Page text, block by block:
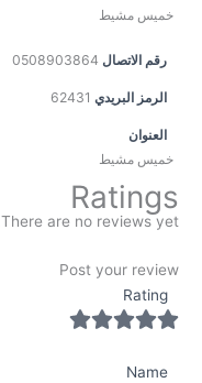
خميس مشيط
رقم الاتصال 0508903864
الرمز البريدي 62431
العنوان
خميس مشيط
Ratings
There are no reviews yet.
Post your review
Rating
Name